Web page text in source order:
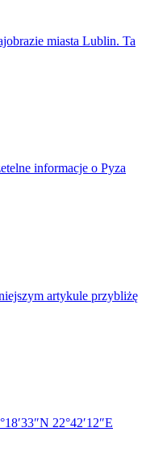
miasta Lublin. Ta
informacje o Pyza
artykule przybliżę
22°42′12″E